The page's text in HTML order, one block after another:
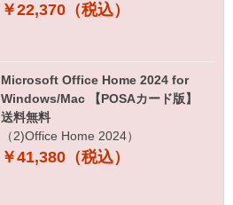
￥22,370（税込）
Microsoft Office Home 2024 for
Windows/Mac 【POSAカード版】
送料無料
（2)Office Home 2024）
￥41,380（税込）